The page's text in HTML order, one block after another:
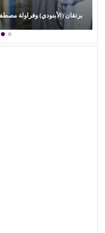
برتقان (الأبنودي) وفراولة